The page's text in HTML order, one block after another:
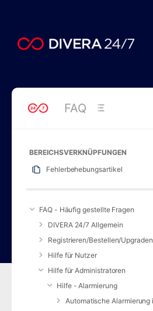
assistive.skiplink.to.breadcrumbs
assistive.skiplink.to.header.menu
FAQ
BEREICHSVERKNÜPFUNGEN
Fehlerbehebungsartikel
FAQ - Häufig gestellte Fragen
DIVERA 24/7 Allgemein
Registrieren/Bestellen/Upgraden
Hilfe für Nutzer
Hilfe für Administratoren
Hilfe - Alarmierung